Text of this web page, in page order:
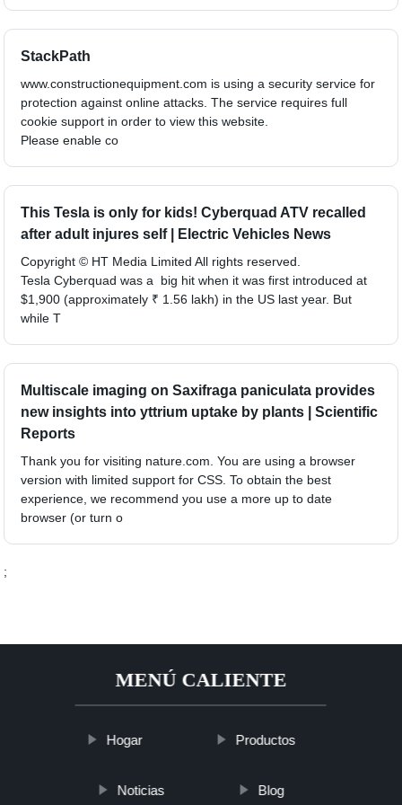
StackPath
www.constructionequipment.com is using a security service for
protection against online attacks. The service requires full
cookie support in order to view this website.
Please enable co
This Tesla is only for kids! Cyberquad ATV recalled
after adult injures self | Electric Vehicles News
Copyright © HT Media Limited All rights reserved.
Tesla Cyberquad was a big hit when it was first introduced at
$1,900 (approximately ₹ 1.56 lakh) in the US last year. But
while T
Multiscale imaging on Saxifraga paniculata provides
new insights into yttrium uptake by plants | Scientific
Reports
Thank you for visiting nature.com. You are using a browser
version with limited support for CSS. To obtain the best
experience, we recommend you use a more up to date
browser (or turn o
;
MENÚ CALIENTE
Hogar Productos
Noticias Blog